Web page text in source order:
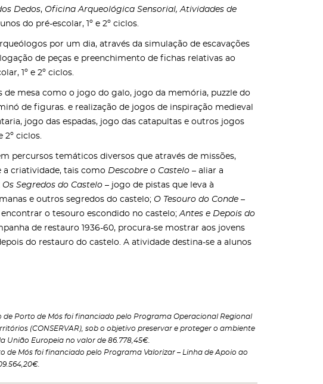
Dedos, Oficina Arqueológica Sensorial, Atividades de
do pré-escolar, 1º e 2º ciclos.
por um dia, através da simulação de escavações
de peças e preenchimento de fichas relativas ao
1º e 2º ciclos.
de mesa como o jogo do galo, jogo da memória, puzzle do
de figuras. e realização de jogos de inspiração medieval
jogo das espadas, jogo das catapultas e outros jogos
2º ciclos.
percursos temáticos diversos que através de missões,
a criatividade, tais como Descobre o Castelo – aliar a
Os Segredos do Castelo – jogo de pistas que leva à
e outros segredos do castelo; O Tesouro do Conde –
o tesouro escondido no castelo;Antes e Depois do
de restauro 1936-60, procura-se mostrar aos jovens
do restauro do castelo. A atividade destina-se a alunos
Porto de Mós foi financiado pelo Programa Operacional Regional
(CONSERVAR), sob o objetivo preservar e proteger o ambiente
Europeia no valor de 86.778,45€.
de Mós foi financiado pelo Programa Valorizar – Linha de Apoio ao